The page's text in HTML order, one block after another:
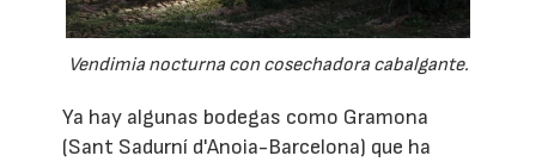
Vendimia nocturna con cosechadora cabalgante.
Ya hay algunas bodegas como Gramona
(Sant Sadurní d'Anoia-Barcelona) que ha